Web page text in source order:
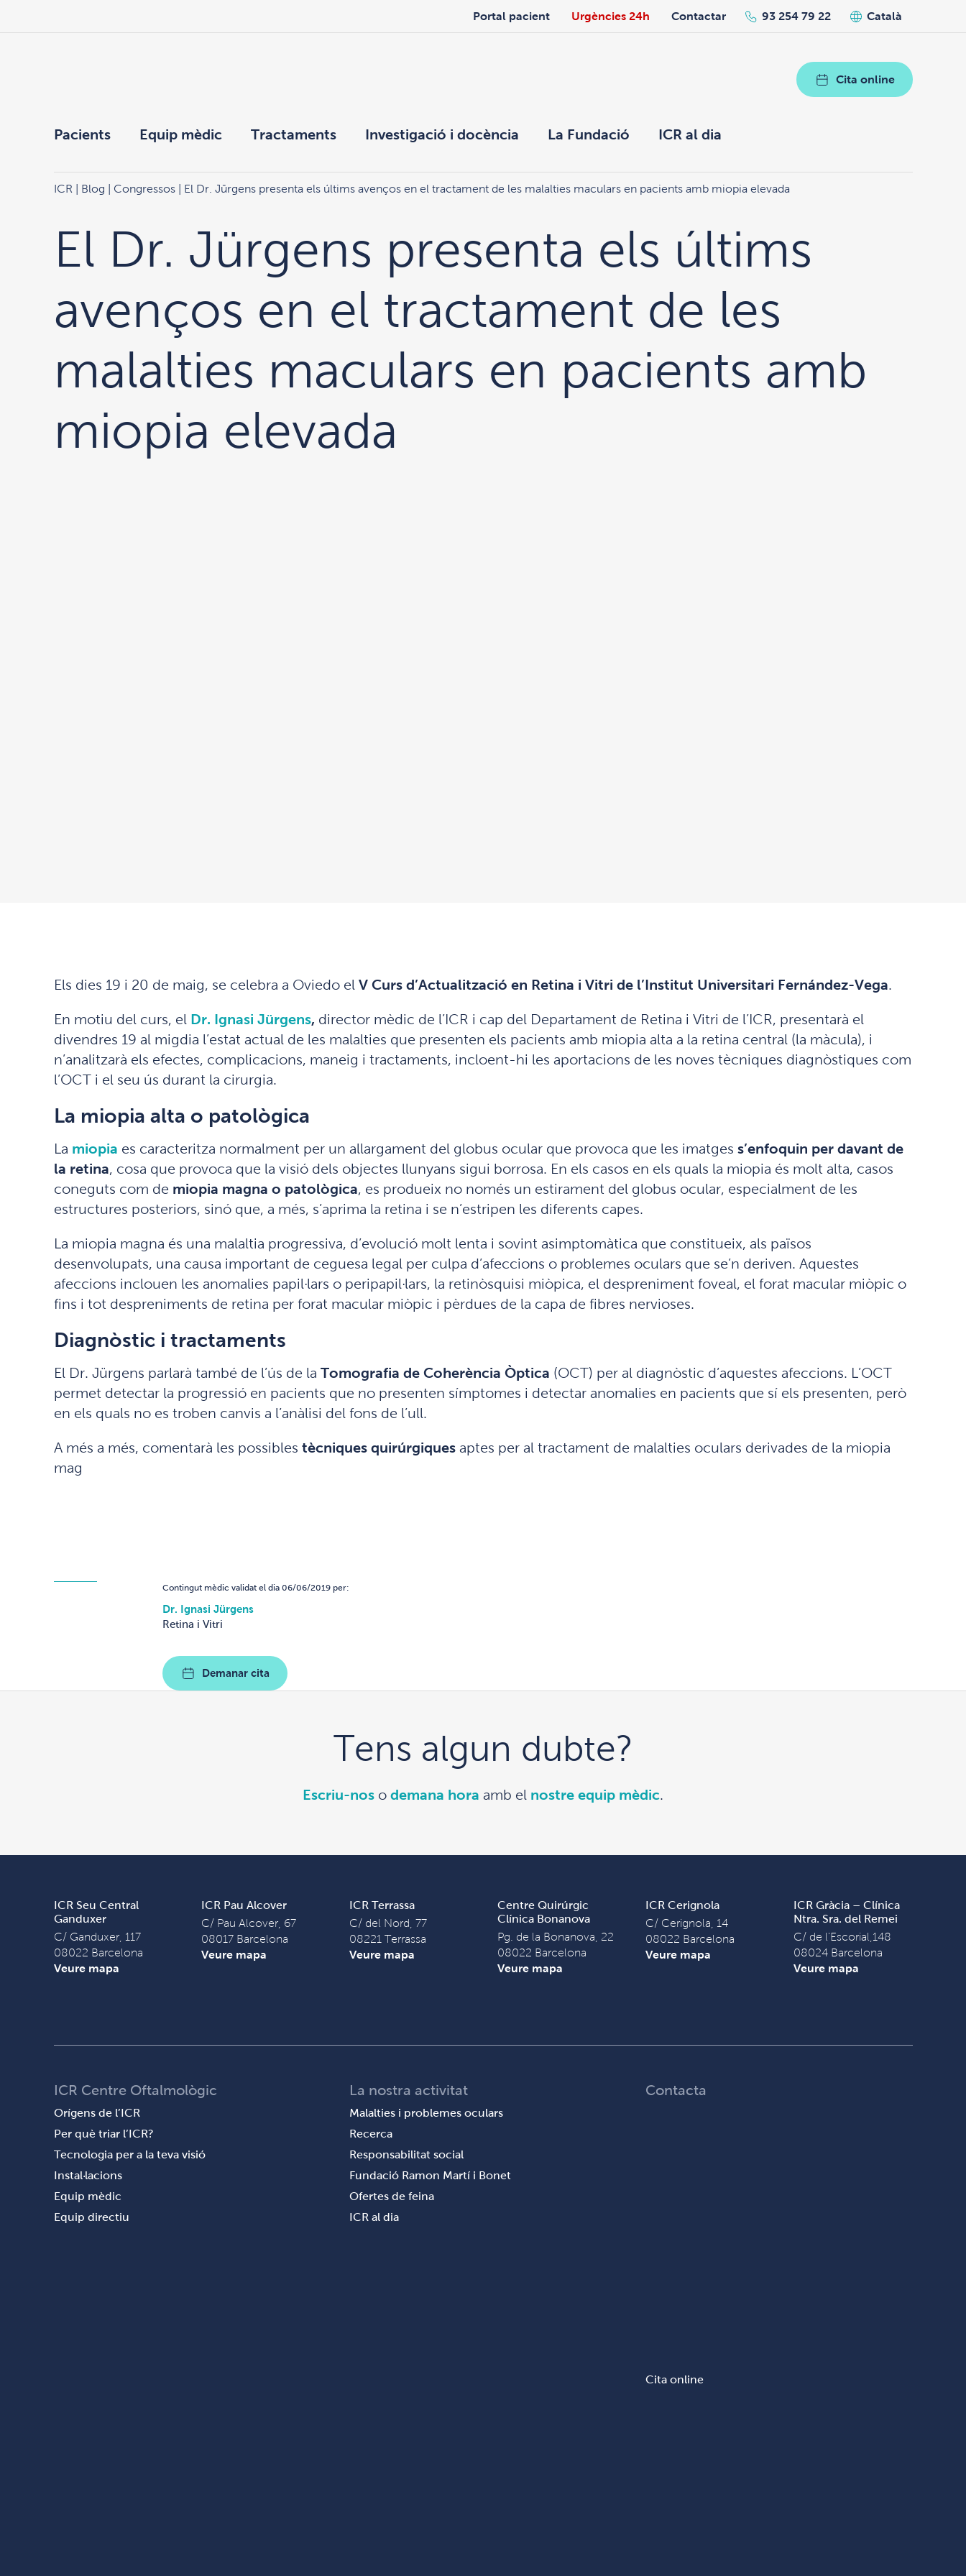
Portal pacient Urgències 24h Contactar 93 254 79 22 Català
Cita online
Pacients Equip mèdic Tractaments Investigació i docència La Fundació ICR al dia
ICR Blog Congressos| El Dr. Jürgens presenta els últims avenços en el tractament de les malalties maculars en pacients amb miopia elevada
El Dr. Jürgens presenta els últims
avenços en el tractament de les
malalties maculars en pacients amb
miopia elevada
Els dies 19 i 20 de maig, se celebra a Oviedo el V Curs d’Actualització en Retina i Vitri de l’Institut Universitari Fernández-Vega.
En motiu del curs, el Dr. Ignasi Jürgens, director mèdic de l’ICR i cap del Departament de Retina i Vitri de l’ICR, presentarà el
divendres 19 al migdia l’estat actual de les malalties que presenten els pacients amb miopia alta a la retina central (la màcula), i
n’analitzarà els efectes, complicacions, maneig i tractaments, incloent-hi les aportacions de les noves tècniques diagnòstiques com
l’OCT i el seu ús durant la cirurgia.
La miopia alta o patològica
La miopia es caracteritza normalment per un allargament del globus ocular que provoca que les imatges s’enfoquin per davant de
la retina, cosa que provoca que la visió dels objectes llunyans sigui borrosa. En els casos en els quals la miopia és molt alta, casos
coneguts com de miopia magna o patològica, es produeix no només un estirament del globus ocular, especialment de les
estructures posteriors, sinó que, a més, s’aprima la retina i se n’estripen les diferents capes.
La miopia magna és una malaltia progressiva, d’evolució molt lenta i sovint asimptomàtica que constitueix, als països
desenvolupats, una causa important de ceguesa legal per culpa d’afeccions o problemes oculars que se’n deriven. Aquestes
afeccions inclouen les anomalies papil·lars o peripapil·lars, la retinòsquisi miòpica, el despreniment foveal, el forat macular miòpic o
fins i tot despreniments de retina per forat macular miòpic i pèrdues de la capa de fibres nervioses.
Diagnòstic i tractaments
El Dr. Jürgens parlarà també de l’ús de la Tomografia de Coherència Òptica (OCT) per al diagnòstic d’aquestes afeccions. L’OCT
permet detectar la progressió en pacients que no presenten símptomes i detectar anomalies en pacients que sí els presenten, però
en els quals no es troben canvis a l’anàlisi del fons de l’ull.
A més a més, comentarà les possibles tècniques quirúrgiquesaptes per al tractament de malalties oculars derivades de la miopia
mag
Contingut mèdic validat el dia 06/06/2019 per:
Dr. Ignasi Jürgens
Retina i Vitri
Demanar cita
Tens algun dubte?
Escriu-nos o demana hora amb el nostre equip mèdic.
ICR Seu Central
Ganduxer
C/ Ganduxer, 117
08022 Barcelona
Veure mapa
ICR Pau Alcover
C/ Pau Alcover, 67
08017 Barcelona
Veure mapa
ICR Terrassa
C/ del Nord, 77
08221 Terrassa
Veure mapa
Centre Quirúrgic
Clínica Bonanova
Pg. de la Bonanova, 22
08022 Barcelona
Veure mapa
ICR Cerignola
C/ Cerignola, 14
08022 Barcelona
Veure mapa
ICR Gràcia – Clínica
Ntra. Sra. del Remei
C/ de l'Escorial,148
08024 Barcelona
Veure mapa
ICR Centre Oftalmològic
Orígens de l’ICR
Per què triar l’ICR?
Tecnologia per a la teva visió
Instal·lacions
Equip mèdic
Equip directiu
La nostra activitat
Malalties i problemes oculars
Recerca
Responsabilitat social
Fundació Ramon Martí i Bonet
Ofertes de feina
ICR al dia
Contacta
Cita online